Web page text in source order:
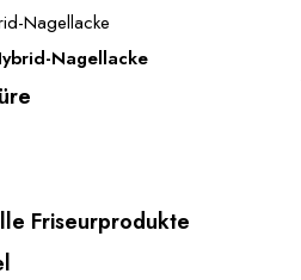
Nagellacke
Nagellacke
Friseurprodukte